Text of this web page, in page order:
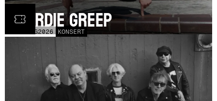
AUG2026 KONSERT
Geordie Greep